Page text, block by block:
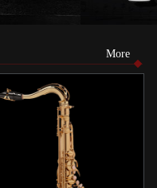
More